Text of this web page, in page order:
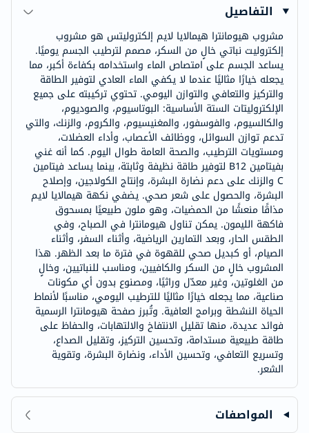
التفاصيل
مشروب هيومانترا هيمالايا لايم إلكتروليتس هو مشروب
إلكتروليت نباتي خالٍ من السكر، مصمم لترطيب الجسم يوميًا.
يساعد الجسم على امتصاص الماء واستخدامه بكفاءة أكبر، مما
يجعله خيارًا مثاليًا عندما لا يكفي الماء العادي لتوفير الطاقة
والتركيز والتعافي والتوازن اليومي. تحتوي تركيبته على جميع
الإلكتروليتات الستة الأساسية: البوتاسيوم، والصوديوم،
والكالسيوم، والفوسفور، والمغنيسيوم، والكروم، والزنك، والتي
تدعم توازن السوائل، ووظائف الأعصاب، وأداء العضلات،
ومستويات الترطيب، والصحة العامة طوال اليوم. كما أنه غني
بفيتامين B12 لتوفير طاقة نظيفة وثابتة، بينما يساعد فيتامين
C والزنك على دعم نضارة البشرة، وإنتاج الكولاجين، وإصلاح
البشرة، والحصول على شعر صحي. يضفي نكهة هيمالايا لايم
مذاقًا منعشًا من الحمضيات، وهو ملون طبيعيًا بمسحوق
فاكهة الليمون. يمكن تناول هيومانترا في الصباح، وفي
الطقس الحار، وبعد التمارين الرياضية، وأثناء السفر، وأثناء
الصيام، أو كبديل صحي للقهوة في فترة ما بعد الظهر. هذا
المشروب خالٍ من السكر والكافيين، ومناسب للنباتيين، وخالٍ
من الغلوتين، وغير معدّل وراثيًا، ومصنوع بدون أي مكونات
صناعية، مما يجعله خيارًا مثاليًا للترطيب اليومي، مناسبًا لأنماط
الحياة النشطة وبرامج العافية. وتُبرز صفحة هيومانترا الرسمية
فوائد عديدة، منها تقليل الانتفاخ والالتهابات، والحفاظ على
طاقة طبيعية مستدامة، وتحسين التركيز، وتقليل الصداع،
وتسريع التعافي، وتحسين الأداء، ونضارة البشرة، وتقوية
الشعر.
المواصفات